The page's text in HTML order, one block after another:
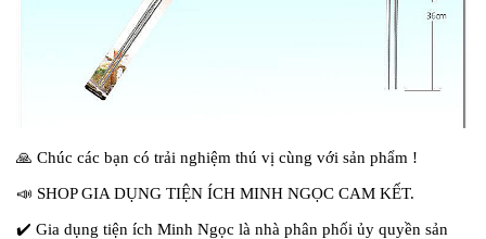
🙏 Chúc các bạn có trải nghiệm thú vị cùng với sản phẩm !
📣 SHOP GIA DỤNG TIỆN ÍCH MINH NGỌC CAM KẾT.
✔ ️ Gia dụng tiện ích Minh Ngọc là nhà phân phối ủy quyền sản